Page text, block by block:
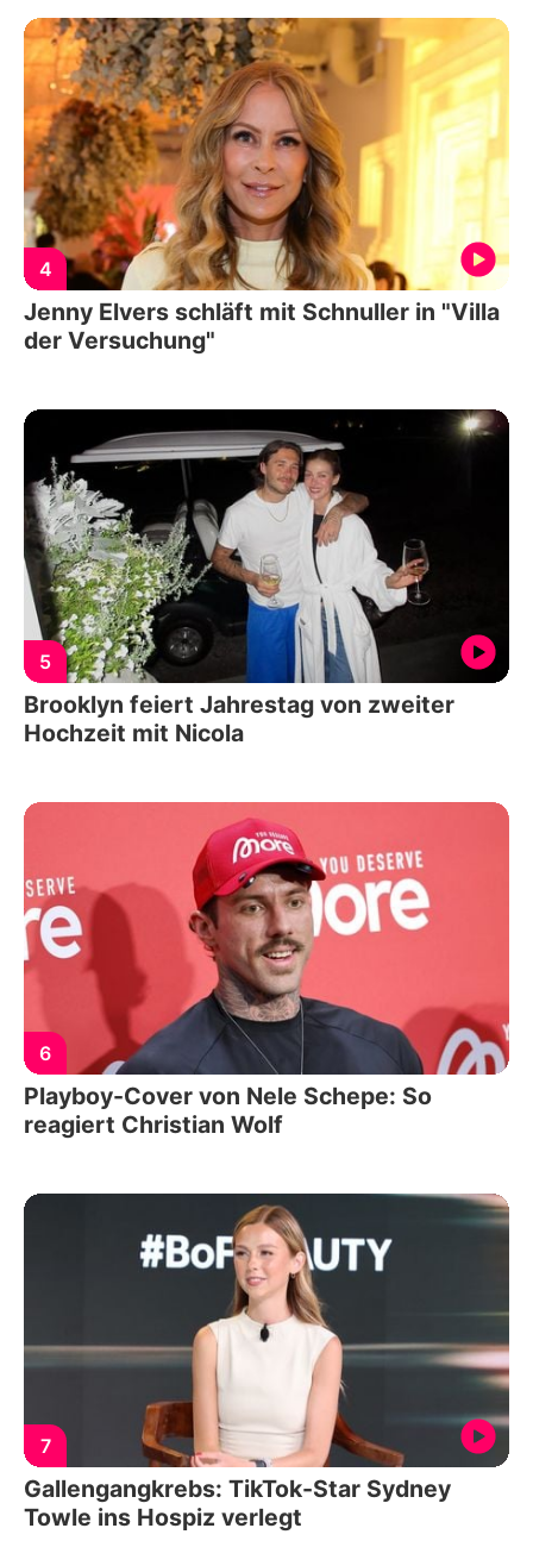
4
Jenny Elvers schläft mit Schnuller in "Villa
der Versuchung"
5
Brooklyn feiert Jahrestag von zweiter
Hochzeit mit Nicola
6
Playboy-Cover von Nele Schepe: So
reagiert Christian Wolf
7
Gallengangkrebs: TikTok-Star Sydney
Towle ins Hospiz verlegt